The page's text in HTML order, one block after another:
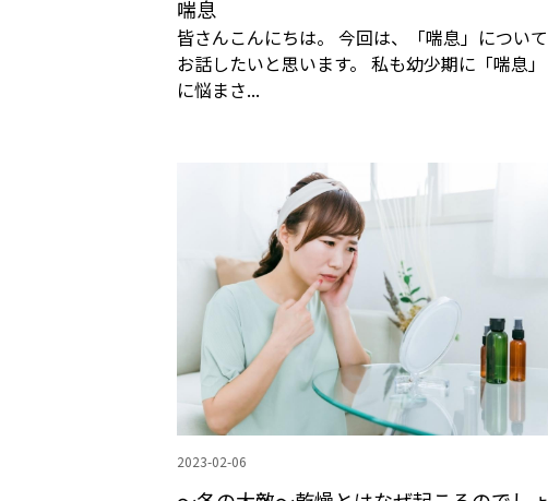
喘息
皆さんこんにちは。 今回は、「喘息」について
お話したいと思います。 私も幼少期に「喘息」
に悩まさ...
2023-02-06